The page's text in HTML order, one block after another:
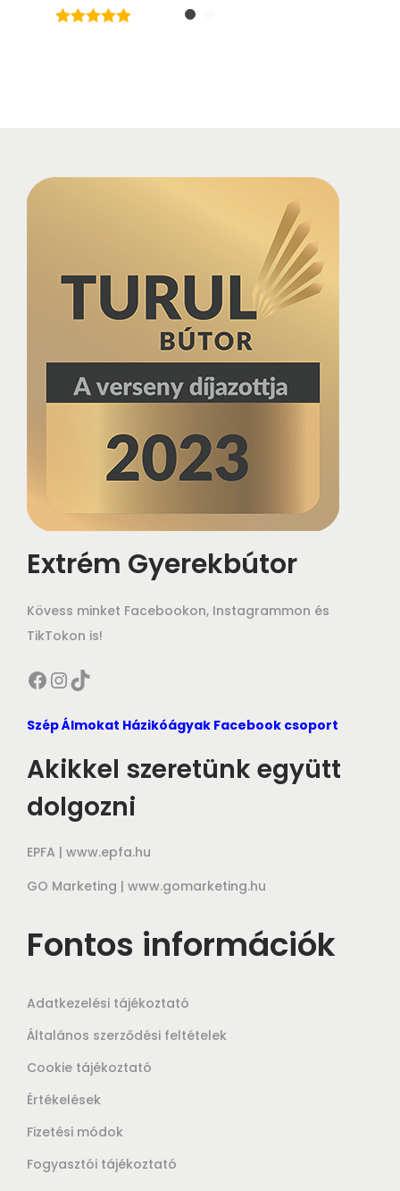
Extrém Gyerekbútor
Kövess minket Facebookon, Instagrammon és
TikTokon is!
Facebook InstagramTikTok
Szép Álmokat Házikóágyak Facebook csoport
Akikkel szeretünk együtt
dolgozni
EPFA | www.epfa.hu
GO Marketing | www.gomarketing.hu
Fontos információk
Adatkezelési tájékoztató
Általános szerződési feltételek
Cookie tájékoztató
Értékelések
Fizetési módok
Fogyasztói tájékoztató